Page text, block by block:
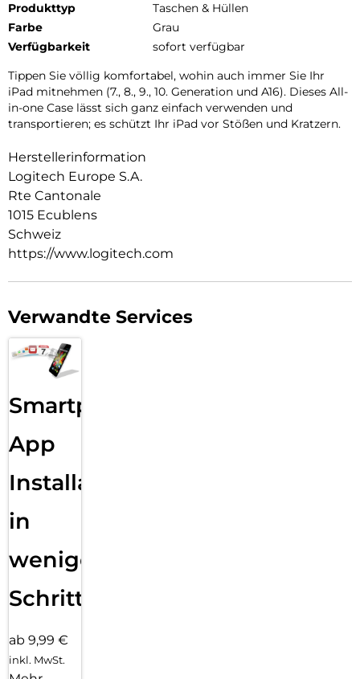
Produkttyp
Taschen & Hüllen
Farbe
Grau
Verfügbarkeit
sofort verfügbar
Tippen Sie völlig komfortabel, wohin auch immer Sie Ihr
iPad mitnehmen (7., 8., 9., 10. Generation und A16). Dieses All-
in-one Case lässt sich ganz einfach verwenden und
transportieren; es schützt Ihr iPad vor Stößen und Kratzern.
Herstellerinformation
Logitech Europe S.A.
Rte Cantonale
1015 Ecublens
Schweiz
https://www.logitech.com
Verwandte Services
Smartphone
App
Installation
in
wenigen
Schritten
ab 9,99 €
inkl. MwSt.